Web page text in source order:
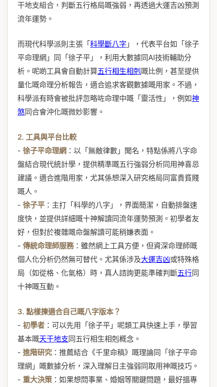
干地支組合，判斷五行格局嘅強弱，再透過大運吉凶預測
流年運勢。
而現代科學派則主張「科學斷八字 」，代表平台如「徐子
平命理網」同「徐子平」，利用大數據同AI技術輔助分
析。呢啲工具會自動計算五行相生相剋嘅比例，甚至提供
量化嘅命理分析報告，適合追求客觀數據嘅用家。不過，
科學派有時會被批評忽略咗命理中嘅「靈活性」，例如神
煞同合會沖化嘅微妙影響。
2. 工具與平台比較
- 徐子平命理網 ：以「無敵律數」聞名，特點係將八字命
盤結合現代統計學，提供精準嘅五行強弱分析同用神喜忌
建議。適合進階用家，尤其係想深入研究格局同富貴貧賤
嘅人。
- 徐子平 ：主打「科學的八字」，界面簡潔，自動排盤速
度快，並提供詳細嘅十神解讀同流年運勢預測。初學者友
好，但對於複雜嘅命盤解讀可能稍嫌表面。
- 傳統命理師服務：雖然網上工具方便，但資深命理師嘅
個人化分析仍然無可替代。尤其係涉及大運吉凶或特殊格
局（如從格、化氣格）時，真人諮詢更能準確判斷五行同
十神嘅互動。
3. 點樣揀適合自己嘅八字版本？
- 初學者 ：可以先用「徐子平」呢類工具快速上手，學習
基本嘅天干地支同五行相生相剋概念。
- 進階研究：推薦結合《千里命稿》嘅理論同「徐子平命
理網」嘅數據分析，深入理解日主強弱同取用神嘅技巧。
- 重大決策：如果想問事業、婚姻等關鍵問題，最好搵專